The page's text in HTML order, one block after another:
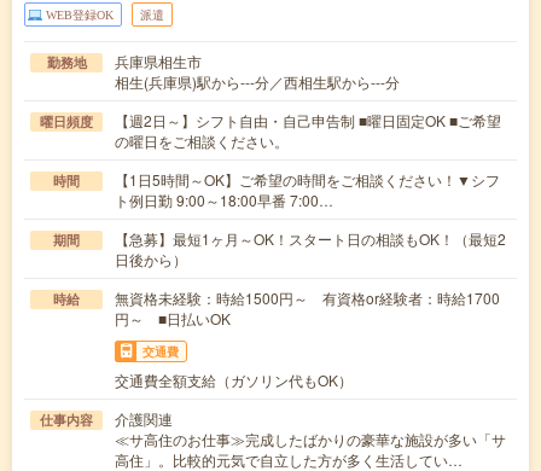
WEB登録OK 派遣
勤務地
兵庫県相生市
相生(兵庫県)駅から---分／西相生駅から---分
曜日頻度
【週2日～】シフト自由・自己申告制 ■曜日固定OK ■ご希望
の曜日をご相談ください。
時間
【1日5時間～OK】ご希望の時間をご相談ください！▼シフ
ト例日勤 9:00～18:00早番 7:00…
期間
【急募】最短1ヶ月～OK！スタート日の相談もOK！（最短2
日後から）
時給
無資格未経験：時給1500円～ 有資格or経験者：時給1700
円～ ■日払いOK
交通費
交通費全額支給（ガソリン代もOK）
仕事内容
介護関連
≪サ高住のお仕事≫完成したばかりの豪華な施設が多い「サ
高住」。比較的元気で自立した方が多く生活してい…